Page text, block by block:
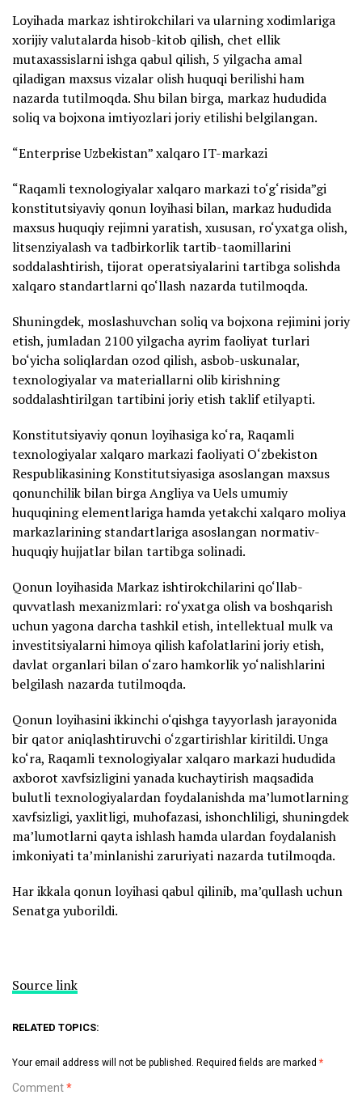
Loyihada markaz ishtirokchilari va ularning xodimlariga
xorijiy valutalarda hisob-kitob qilish, chet ellik
mutaxassislarni ishga qabul qilish, 5 yilgacha amal
qiladigan maxsus vizalar olish huquqi berilishi ham
nazarda tutilmoqda. Shu bilan birga, markaz hududida
soliq va bojxona imtiyozlari joriy etilishi belgilangan.
“Enterprise Uzbekistan” xalqaro IT-markazi
“Raqamli texnologiyalar xalqaro markazi to‘g‘risida”gi
konstitutsiyaviy qonun loyihasi bilan, markaz hududida
maxsus huquqiy rejimni yaratish, xususan, ro‘yxatga olish,
litsenziyalash va tadbirkorlik tartib-taomillarini
soddalashtirish, tijorat operatsiyalarini tartibga solishda
xalqaro standartlarni qo‘llash nazarda tutilmoqda.
Shuningdek, moslashuvchan soliq va bojxona rejimini joriy
etish, jumladan 2100 yilgacha ayrim faoliyat turlari
bo‘yicha soliqlardan ozod qilish, asbob-uskunalar,
texnologiyalar va materiallarni olib kirishning
soddalashtirilgan tartibini joriy etish taklif etilyapti.
Konstitutsiyaviy qonun loyihasiga ko‘ra, Raqamli
texnologiyalar xalqaro markazi faoliyati O‘zbekiston
Respublikasining Konstitutsiyasiga asoslangan maxsus
qonunchilik bilan birga Angliya va Uels umumiy
huquqining elementlariga hamda yetakchi xalqaro moliya
markazlarining standartlariga asoslangan normativ-
huquqiy hujjatlar bilan tartibga solinadi.
Qonun loyihasida Markaz ishtirokchilarini qo‘llab-
quvvatlash mexanizmlari: ro‘yxatga olish va boshqarish
uchun yagona darcha tashkil etish, intellektual mulk va
investitsiyalarni himoya qilish kafolatlarini joriy etish,
davlat organlari bilan o‘zaro hamkorlik yo‘nalishlarini
belgilash nazarda tutilmoqda.
Qonun loyihasini ikkinchi o‘qishga tayyorlash jarayonida
bir qator aniqlashtiruvchi o‘zgartirishlar kiritildi. Unga
ko‘ra, Raqamli texnologiyalar xalqaro markazi hududida
axborot xavfsizligini yanada kuchaytirish maqsadida
bulutli texnologiyalardan foydalanishda ma’lumotlarning
xavfsizligi, yaxlitligi, muhofazasi, ishonchliligi, shuningdek
ma’lumotlarni qayta ishlash hamda ulardan foydalanish
imkoniyati ta’minlanishi zaruriyati nazarda tutilmoqda.
Har ikkala qonun loyihasi qabul qilinib, ma’qullash uchun
Senatga yuborildi.
Source link
RELATED TOPICS:
Your email address will not be published. Required fields are marked *
Comment*